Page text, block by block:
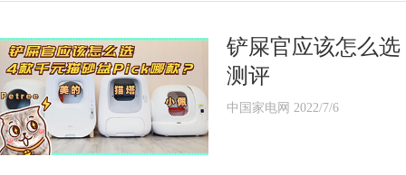
铲屎官应该怎么
测评
中国家电网 2022/7/6